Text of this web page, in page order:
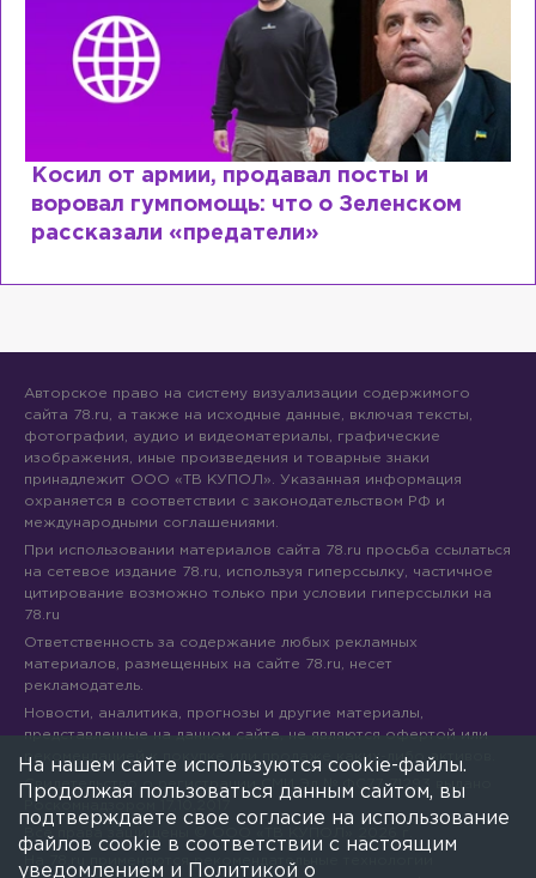
Косил от армии, продавал посты и
воровал гумпомощь: что о Зеленском
рассказали «предатели»
Авторское право на систему визуализации содержимого
сайта 78.ru, а также на исходные данные, включая тексты,
фотографии, аудио и видеоматериалы, графические
изображения, иные произведения и товарные знаки
принадлежит ООО «ТВ КУПОЛ». Указанная информация
охраняется в соответствии с законодательством РФ и
международными соглашениями.
При использовании материалов сайта 78.ru просьба ссылаться
на сетевое издание 78.ru, используя гиперссылку, частичное
цитирование возможно только при условии гиперссылки на
78.ru
Ответственность за содержание любых рекламных
материалов, размещенных на сайте 78.ru, несет
рекламодатель.
Новости, аналитика, прогнозы и другие материалы,
представленные на данном сайте, не являются офертой или
рекомендацией к покупке или продаже каких-либо активов.
Свидетельство о регистрации СМИ Эл № ФС77-71293 выдано
Все права защищены © ООО «ТВ КУПОЛ»
На 78.ru применяются рекомендательные технологии
На нашем сайте используются cookie-файлы.
Продолжая пользоваться данным сайтом, вы
подтверждаете свое согласие на использование
файлов cookie в соответствии с настоящим
уведомлением и
Политикой о